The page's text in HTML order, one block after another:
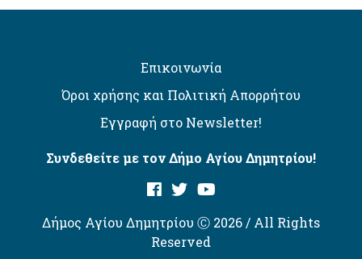
Επικοινωνία
Όροι χρήσης και Πολιτική Απορρήτου
Εγγραφή στο Newsletter!
Συνδεθείτε με τον Δήμο Αγίου Δημητρίου!
Δήμος Αγίου Δημητρίου Ⓒ 2026 / All Rights
Reserved